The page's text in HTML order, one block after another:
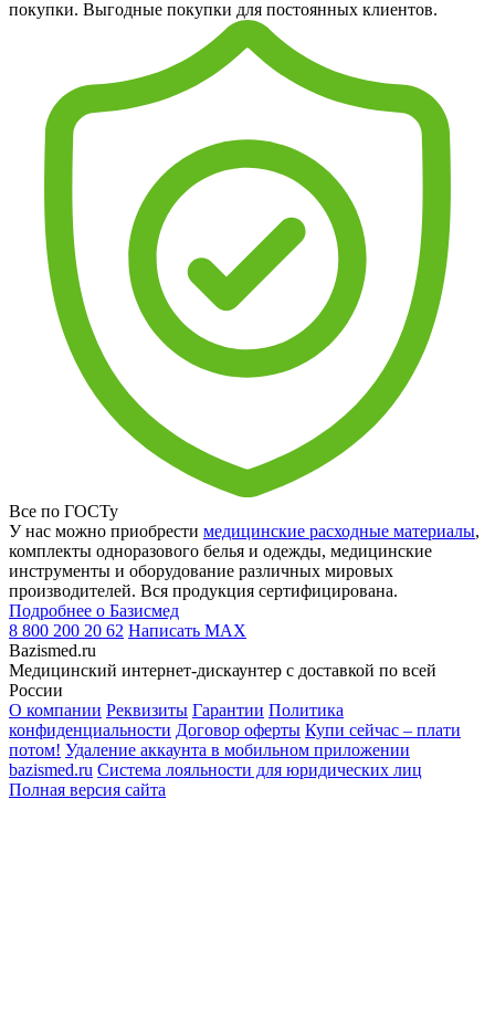
покупки. Выгодные покупки для постоянных клиентов.
Все по ГОСТу
У нас можно приобрести медицинские расходные материалы,
комплекты одноразового белья и одежды, медицинские
инструменты и оборудование различных мировых
производителей. Вся продукция сертифицирована.
Подробнее о Базисмед
8 800 200 20 62 Написать MAX
Bazismed.ru
Медицинский интернет-дискаунтер с доставкой по всей
России
О компании Реквизиты Гарантии Политика
конфиденциальности Договор оферты Купи сейчас – плати
потом! Удаление аккаунта в мобильном приложении
bazismed.ru Система лояльности для юридических лиц
Полная версия сайта